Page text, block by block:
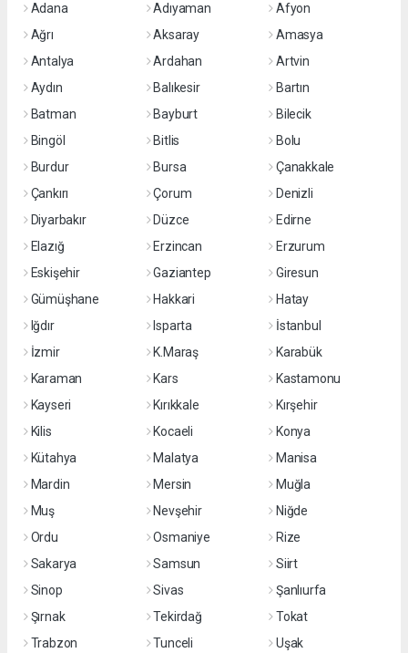
Adana Adıyaman
Afyon
Ağrı
Aksaray
Amasya
Antalya
Ardahan
Artvin
Aydın
Balıkesir
Bartın
Batman
Bayburt
Bilecik
Bingöl
Bitlis
Bolu
Burdur
Bursa
Çanakkale
Çankırı
Çorum
Denizli
Diyarbakır
Düzce
Edirne
Elazığ
Erzincan
Erzurum
Eskişehir
Gaziantep
Giresun
Gümüşhane
Hakkari
Hatay
Iğdır
Isparta
İstanbul
İzmir
K.Maraş
Karabük
Karaman
Kars
Kastamonu
Kayseri
Kırıkkale
Kırşehir
Kilis
Kocaeli
Konya
Kütahya
Malatya
Manisa
Mardin
Mersin
Muğla
Muş
Nevşehir
Niğde
Ordu
Osmaniye
Rize
Sakarya
Samsun
Siirt
Sinop
Sivas
Şanlıurfa
Şırnak
Tekirdağ
Tokat
Trabzon
Tunceli Uşak